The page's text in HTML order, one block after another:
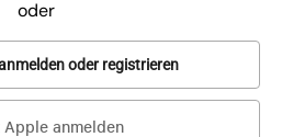
oder
oder registrieren
Apple anmelden